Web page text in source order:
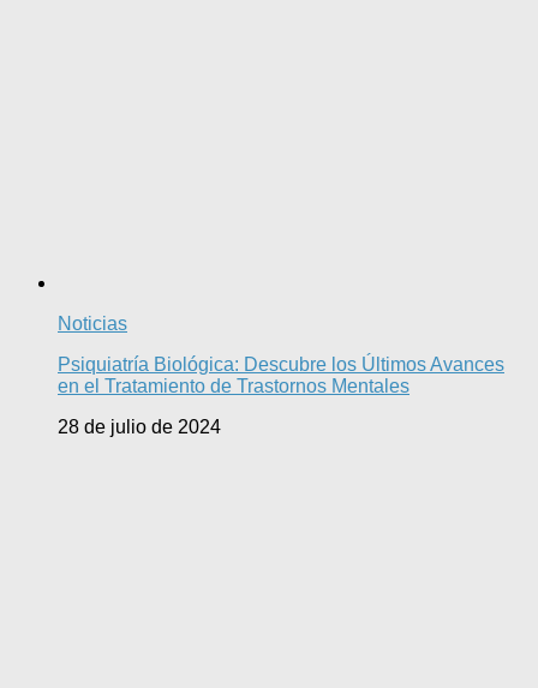
Noticias
Psiquiatría Biológica: Descubre los Últimos Avances
en el Tratamiento de Trastornos Mentales
28 de julio de 2024